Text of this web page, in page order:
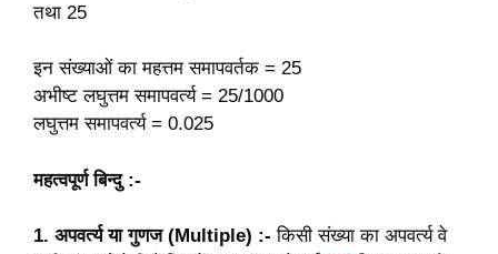
तथा 25
इन संख्याओं का महत्तम समापवर्तक = 25
अभीष्ट लघुत्तम समापवर्त्य = 25/1000
लघुत्तम समापवर्त्य = 0.025
महत्वपूर्ण बिन्दु :-
1. अपवर्त्य या गुणज (Multiple) :- किसी संख्या का अपवर्त्य वे